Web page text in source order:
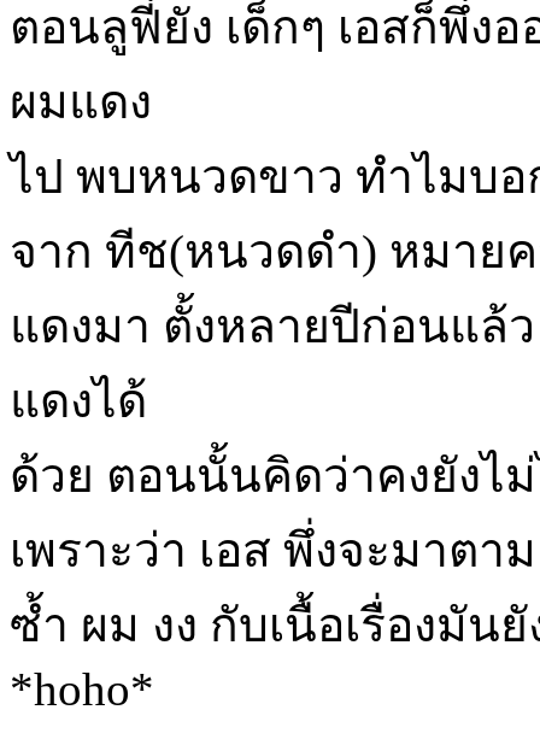
ตอนลูฟี่ยัง เด็กๆ เอสก็พึ่ง
ผมแดง
ไป พบหนวดขาว ทำไมบอ
จาก ทีช(หนวดดำ) หมาย
แดงมา ตั้งหลายปีก่อนแล้
แดงได้
ด้วย ตอนนั้นคิดว่าคงยังไ
เพราะว่า เอส พึ่งจะมาต
ซ้ำ ผม งง กับเนื้อเรื่องมั
*hoho*